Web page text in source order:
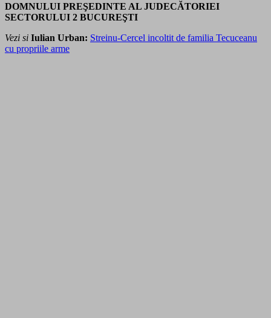
DOMNULUI PREŞEDINTE AL JUDECĂTORIEI
SECTORULUI 2 BUCUREŞTI
Vezi si Iulian Urban: Streinu-Cercel incoltit de familia Tecuceanu
cu propriile arme